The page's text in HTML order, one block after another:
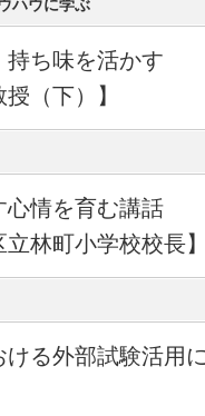
ハウに学ぶ
ち味を活かす
（下）】
心情を育む講話
立林町小学校校長
る外部試験活用